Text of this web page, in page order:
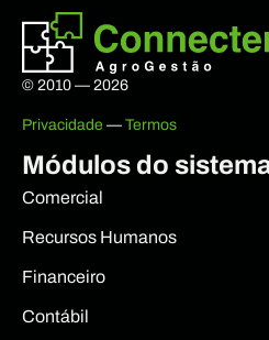
© 2010 — 2026
Privacidade — Termos
Módulos do
Comercial
Recursos Humanos
Financeiro
Contábil